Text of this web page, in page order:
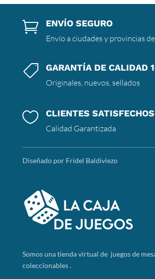
 ENVÍO SEGURO
Envío a ciudades y provincias
 GARANTÍA DE CALIDAD
Originales, nuevos, sellados
 CLIENTES SATISFECHOS
Calidad Garantizada
Diseñado por Fridel Baldiviezo
Somosuna tienda virtual de juegos de
coleccionables .